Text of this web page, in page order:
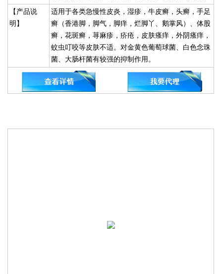
【产品说
明】
适用于各类急慢性皮炎，湿疹，牛皮癣，头癣，手足
癣（香港脚，脚气，脚痒，烂脚丫、鹅掌风）、体股
癣，花斑癣，荨麻疹，疥疮，皮肤瘙痒，外阴瘙痒，
蚊虫叮咬等皮肤不适。对金黄色葡萄球菌、白色念珠
菌、大肠杆菌有较强的抑制作用。